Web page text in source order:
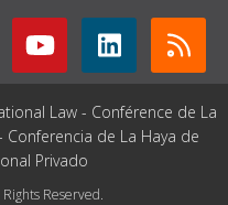
Law - Conférence de La
de La Haya de
Privado
Reserved.